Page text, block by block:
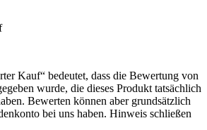
Kauf“ bedeutet, dass die Bewertung von
wurde, die dieses Produkt tatsächlich
Bewerten können aber grundsätzlich
bei uns haben. Hinweis schließen